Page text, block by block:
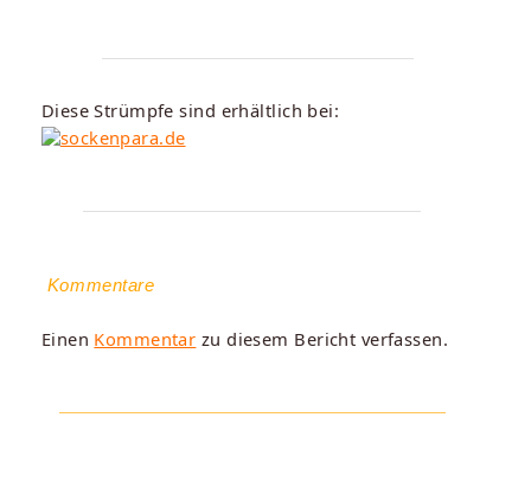
Diese Strümpfe sind erhältlich bei:
Kommentare
Einen Kommentar zu diesem Bericht verfassen.